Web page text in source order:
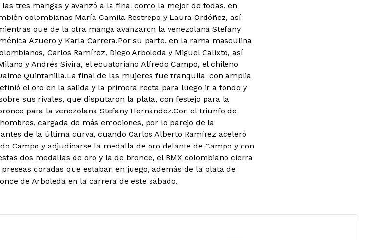
tres mangas y avanzó a la final como la mejor de todas, en
colombianas María Camila Restrepo y Laura Ordóñez, así
que de la otra manga avanzaron la venezolana Stefany
Azuero y Karla Carrera.Por su parte, en la rama masculina
Carlos Ramírez, Diego Arboleda y Miguel Calixto, así
y Andrés Sivira, el ecuatoriano Alfredo Campo, el chileno
Quintanilla.La final de las mujeres fue tranquila, con amplia
el oro en la salida y la primera recta para luego ir a fondo y
sus rivales, que disputaron la plata, con festejo para la
para la venezolana Stefany Hernández.Con el triunfo de
cargada de más emociones, por lo parejo de la
de la última curva, cuando Carlos Alberto Ramírez aceleró
Campo y adjudicarse la medalla de oro delante de Campo y con
dos medallas de oro y la de bronce, el BMX colombiano cierra
doradas que estaban en juego, además de la plata de
de Arboleda en la carrera de este sábado.